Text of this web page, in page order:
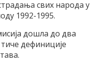
свих народа у
1992-1995.
дошла до два
дефиниције